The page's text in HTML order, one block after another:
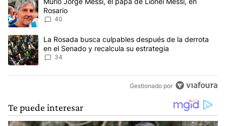
Rosario
40
Un artículo de tendencia con el título "La Rosada busca
La Rosada busca culpables después de la derrota
en el Senado y recalcula su estrategia
34
Gestionado por